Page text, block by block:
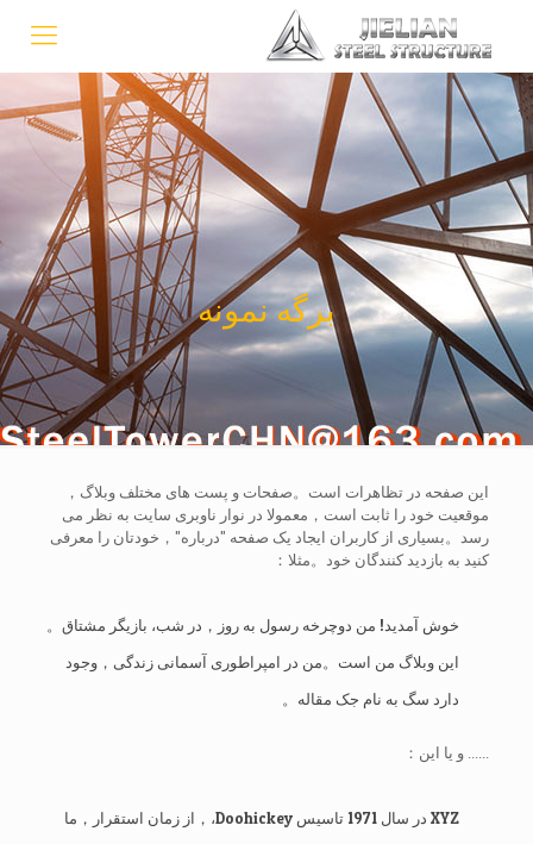
برگه نمونه
این صفحه در تظاهرات است。صفحات و پست های مختلف وبلاگ，
موقعیت خود را ثابت است，معمولا در نوار ناوبری سایت به نظر می
رسد。بسیاری از کاربران ایجاد یک صفحه "درباره"，خودتان را معرفی
کنید به بازدید کنندگان خود。مثلا：
خوش آمدید! من دوچرخه رسول به روز，در شب، بازیگر مشتاق。
این وبلاگ من است。من در امپراطوری آسمانی زندگی，وجود
دارد سگ به نام جک مقاله。
...... و یا این：
XYZ در سال 1971 تاسیس Doohickey،，از زمان استقرار，ما